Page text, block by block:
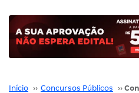
Início ›› Concursos Públicos ››